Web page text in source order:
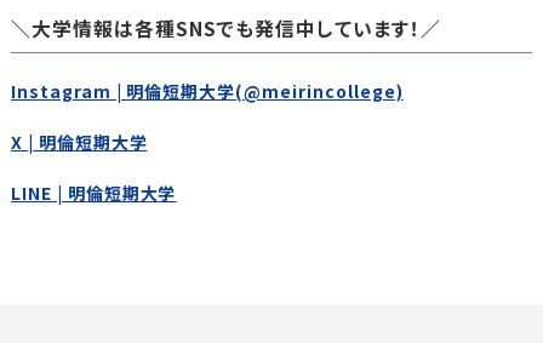
＼大学情報は各種SNSでも発信中しています！／
Instagram | 明倫短期大学(@meirincollege)
X | 明倫短期大学
LINE | 明倫短期大学